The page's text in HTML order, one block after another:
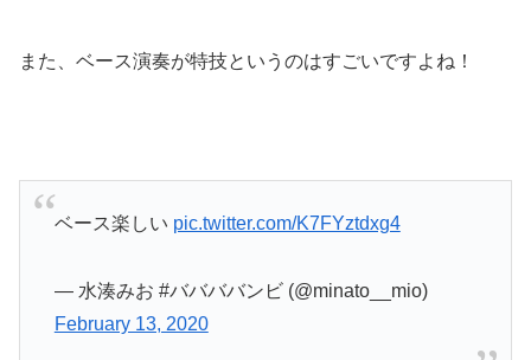
また、ベース演奏が特技というのはすごいですよね！
ベース楽しい pic.twitter.com/K7FYztdxg4
— 水湊みお #ババババンビ (@minato__mio)
February 13, 2020